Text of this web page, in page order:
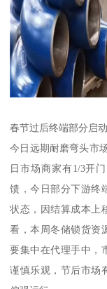
春节过后终端部分启
今日远期耐磨弯头市
日市场商家有1/3开
馈，今日部分下游终
状态，因结算成本上
看，本周冬储锁货资
要集中在代理手中，
谨慎乐观，节后市场